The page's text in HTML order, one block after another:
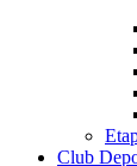
Club